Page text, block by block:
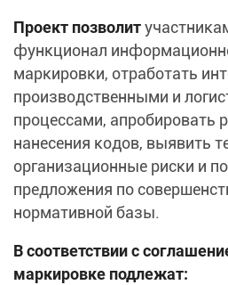
Проект позволит
функционал
маркировки, отработать
производственными и
процессами, апробировать
нанесения кодов, выявить
организационные риски и
предложения по
нормативной базы.
В соответствии с
маркировке подлежат: